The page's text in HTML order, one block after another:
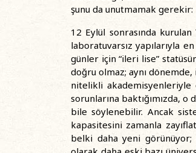
şunu da unutmamak gerekir:
12 Eylül sonrasında
laboratuvarsız yapılarıyla
günler için “ileri lise”
doğru olmaz; aynı
nitelikli akademisyenleriyle
sorunlarına baktığımızda,
bile söylenebilir. Ancak
kapasitesini zamanla
belki daha yeni görünüyor;